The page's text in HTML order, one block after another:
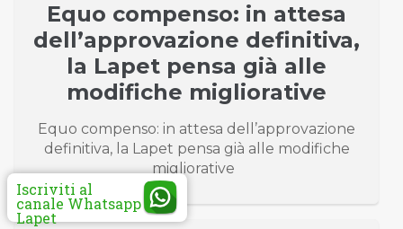
Equo compenso: in attesa
dell’approvazione definitiva,
la Lapet pensa già alle
modifiche migliorative
Equo compenso: in attesa dell’approvazione
definitiva, la Lapet pensa già alle modifiche
migliorative
Iscriviti al
canale Whatsapp
Lapet